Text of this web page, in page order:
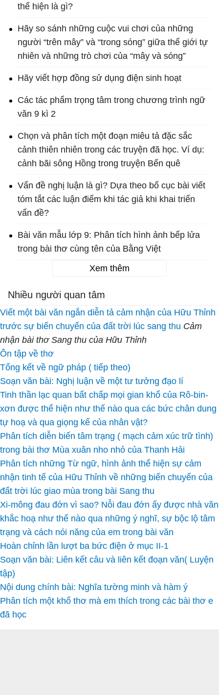
thể hiện là gì?
Hãy so sánh những cuộc vui chơi của những
người “trên mây” và “trong sóng” giữa thế giới tự
nhiên và những trò chơi của “mây và sóng”
Hãy viết hợp đồng sử dụng điện sinh hoạt
Các tác phẩm trọng tâm trong chương trình ngữ
văn 9 kì 2
Chọn và phân tích một đoạn miêu tả đặc sắc
cảnh thiên nhiên trong các truyện đã học. Ví dụ:
cảnh bãi sông Hồng trong truyện Bến quê
Vấn đề nghị luận là gì? Dựa theo bố cục bài viết
tóm tắt các luận điểm khi tác giả khi khai triển
vấn đề?
Bài văn mẫu lớp 9: Phân tích hình ảnh bếp lửa
trong bài thơ cùng tên của Bằng Việt
Xem thêm
Nhiều người quan tâm
Viết một bài văn ngắn diễn tả cảm nhận của Hữu Thỉnh
trước sự biến chuyển của đất trời lúc sang thu Cảm
nhận bài thơ Sang thu của Hữu Thỉnh
Ôn tập về thơ
Tổng kết về ngữ pháp ( tiếp theo)
Soạn văn bài: Nghị luận về một tư tưởng đạo lí
Tinh thần lạc quan bất chấp mọi gian khổ của Rô-bin-
xơn được thể hiện như thế nào qua các bức chân dung
tự hoạ và qua giọng kể của nhân vật?
Phân tích diễn biến tâm trạng ( mạch cảm xúc trữ tình)
trong bài thơ Mùa xuân nho nhỏ của Thanh Hải
Phân tích những Từ ngữ, hình ảnh thể hiện sự cảm
nhận tinh tế của Hữu Thỉnh về những biến chuyển của
đất trời lúc giao mùa trong bài Sang thu
Xi-mông đau đớn vì sao? Nỗi đau đớn ấy được nhà văn
khắc hoạ như thế nào qua những ý nghĩ, sự bộc lộ tâm
trạng và cách nói năng của em trong bài văn
Hoàn chỉnh lần lượt ba bức điện ở mục II-1
Soạn văn bài: Liên kết câu và liên kết đoạn văn( Luyện
tập)
Nội dung chính bài: Nghĩa tường minh và hàm ý
Phân tích một khổ thơ mà em thích trong các bài thơ e
đã học